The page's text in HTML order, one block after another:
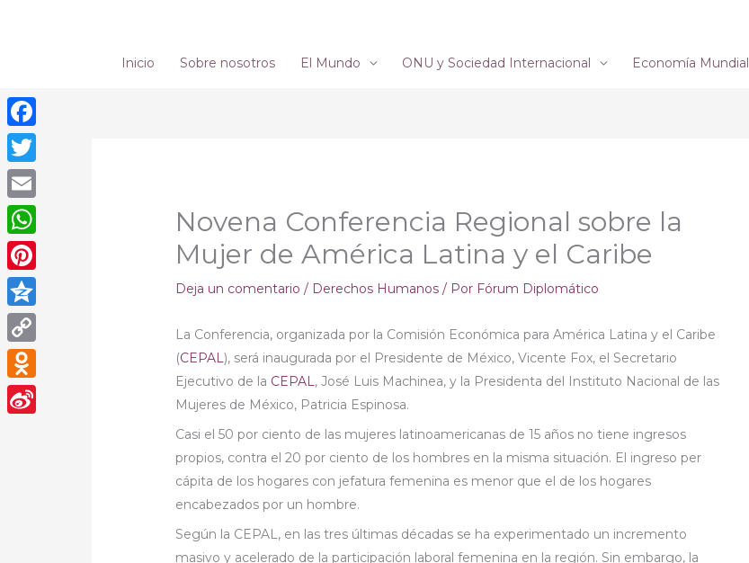
Inicio Sobre nosotros El Mundo ONU y Sociedad Internacional Economía Mundial
Novena Conferencia Regional sobre la
Mujer de América Latina y el Caribe
Deja un comentario / Derechos Humanos / Por Fórum Diplomático
La Conferencia, organizada por la Comisión Económica para América Latina y el Caribe
(CEPAL), será inaugurada por el Presidente de México, Vicente Fox, el Secretario
Ejecutivo de la CEPAL, José Luis Machinea, y la Presidenta del Instituto Nacional de las
Mujeres de México, Patricia Espinosa.
Casi el 50 por ciento de las mujeres latinoamericanas de 15 años no tiene ingresos
propios, contra el 20 por ciento de los hombres en la misma situación. El ingreso per
cápita de los hogares con jefatura femenina es menor que el de los hogares
encabezados por un hombre.
Según la CEPAL, en las tres últimas décadas se ha experimentado un incremento
masivo y acelerado de la participación laboral femenina en la región. Sin embargo, la
Facebook
Twitter
Email
WhatsApp
Pinterest
Qzone
Copy
Link
Odnoklassniki